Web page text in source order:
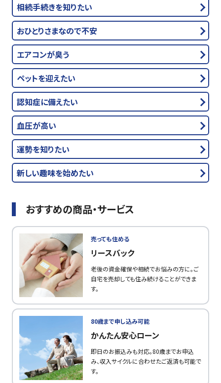
相続手続きを知りたい
おひとりさまなので不安
エアコンが臭う
ペットを迎えたい
認知症に備えたい
血圧が高い
運勢を知りたい
新しい趣味を始めたい
おすすめの商品・サービス
売っても住める
リースバック
老後の資金確保や相続でお悩みの方に。ご
自宅を売却しても住み続けることができま
す。
80歳まで申し込み可能
かんたん安心ローン
即日のお振込みも対応。80歳までお申込
み、収入サイクルに合わせたご返済も可能で
す。